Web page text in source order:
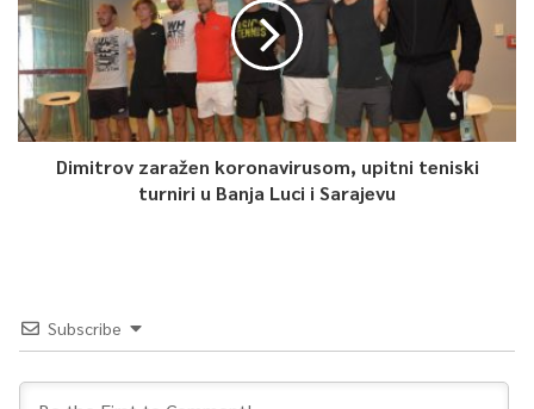
Dimitrov zaražen koronavirusom, upitni teniski
turniri u Banja Luci i Sarajevu
Subscribe